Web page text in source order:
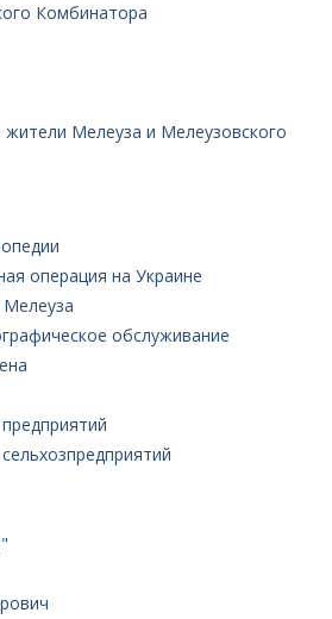
Комбинатора
жители Мелеуза и Мелеузовского
операция на Украине
обслуживание